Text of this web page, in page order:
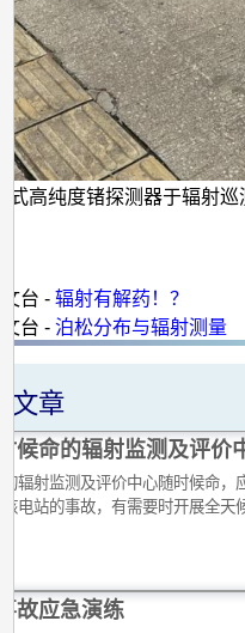
高纯度锗探测器于辐射巡
文台 -辐射有解药！？
文台 -泊松分布与辐射测量
文章
候命的辐射监测及评价
辐射监测及评价中心随时候命，
电站的事故，有需要时开展全天
故应急演练